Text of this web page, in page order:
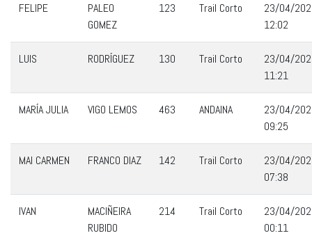
FELIPE
PALEO
GOMEZ
123 Trail Corto
23/04/
12:02
LUIS RODRÍGUEZ 130 Trail Corto
23/04/
11:21
MARÍA JULIA VIGO LEMOS 463 ANDAINA
23/04/
09:25
MAI CARMEN FRANCO DIAZ 142 Trail Corto
23/04/
07:38
IVAN
MACIÑEIRA
RUBIDO
214 Trail Corto
23/04/
00:11